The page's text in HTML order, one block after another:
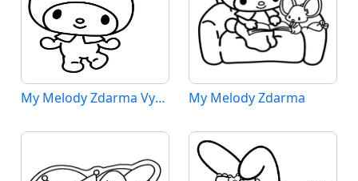
My Melody Zdarma Vymalovatelné Obrázek My Melody Zdarma